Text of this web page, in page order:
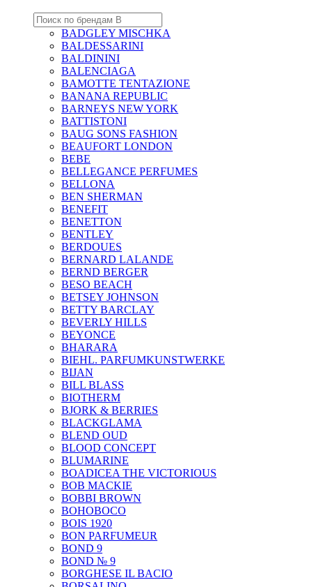
BADGLEY MISCHKA
BALDESSARINI
BALDININI
BALENCIAGA
BAMOTTE TENTAZIONE
BANANA REPUBLIC
BARNEYS NEW YORK
BATTISTONI
BAUG SONS FASHION
BEAUFORT LONDON
BEBE
BELLEGANCE PERFUMES
BELLONA
BEN SHERMAN
BENEFIT
BENETTON
BENTLEY
BERDOUES
BERNARD LALANDE
BERND BERGER
BESO BEACH
BETSEY JOHNSON
BETTY BARCLAY
BEVERLY HILLS
BEYONCE
BHARARA
BIEHL. PARFUMKUNSTWERKE
BIJAN
BILL BLASS
BIOTHERM
BJORK & BERRIES
BLACKGLAMA
BLEND OUD
BLOOD CONCEPT
BLUMARINE
BOADICEA THE VICTORIOUS
BOB MACKIE
BOBBI BROWN
BOHOBOCO
BOIS 1920
BON PARFUMEUR
BOND 9
BOND № 9
BORGHESE IL BACIO